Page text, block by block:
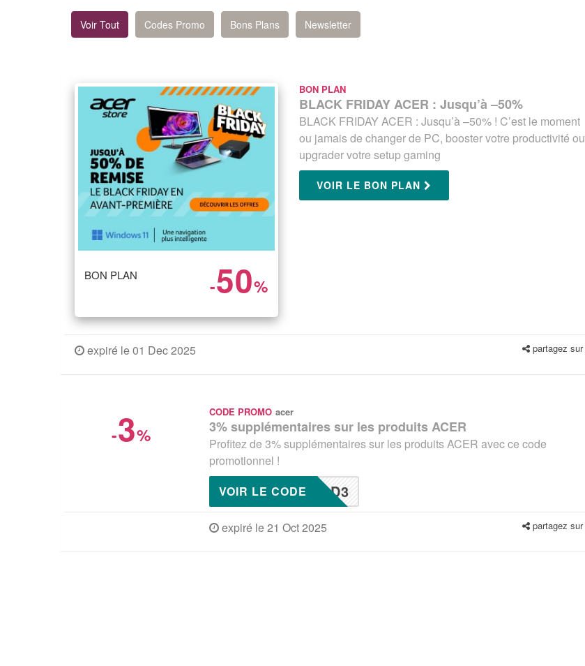
Voir Tout Codes Promo Bons Plans Newsletter
BON PLAN -50%
BON PLAN
BLACK FRIDAY ACER : Jusqu’à –50%
BLACK FRIDAY ACER : Jusqu’à –50% ! C’est le moment
ou jamais de changer de PC, booster votre productivité ou
upgrader votre setup gaming
VOIR LE BON PLAN
expiré le 01 Dec 2025 partagez sur
-3%
CODE PROMO acer
3% supplémentaires sur les produits ACER
Profitez de 3% supplémentaires sur les produits ACER avec ce code
promotionnel !
AD3
VOIR LE CODE
expiré le 21 Oct 2025 partagez sur